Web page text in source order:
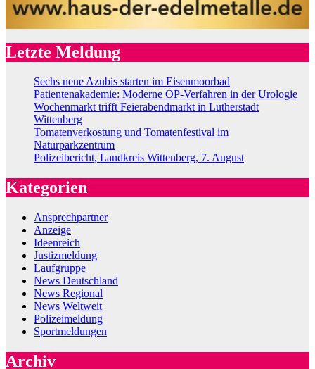
Letzte Meldung
Sechs neue Azubis starten im Eisenmoorbad
Patientenakademie: Moderne OP-Verfahren in der Urologie
Wochenmarkt trifft Feierabendmarkt in Lutherstadt
Wittenberg
Tomatenverkostung und Tomatenfestival im
Naturparkzentrum
Polizeibericht, Landkreis Wittenberg, 7. August
Kategorien
Ansprechpartner
Anzeige
Ideenreich
Justizmeldung
Laufgruppe
News Deutschland
News Regional
News Weltweit
Polizeimeldung
Sportmeldungen
Archiv